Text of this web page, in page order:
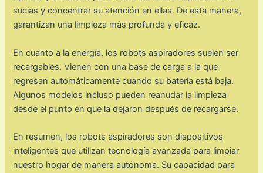
sucias y concentrar su atención en ellas. De esta manera,
garantizan una limpieza más profunda y eficaz.
En cuanto a la energía, los robots aspiradores suelen ser
recargables. Vienen con una base de carga a la que
regresan automáticamente cuando su batería está baja.
Algunos modelos incluso pueden reanudar la limpieza
desde el punto en que la dejaron después de recargarse.
En resumen, los robots aspiradores son dispositivos
inteligentes que utilizan tecnología avanzada para limpiar
nuestro hogar de manera autónoma. Su capacidad para